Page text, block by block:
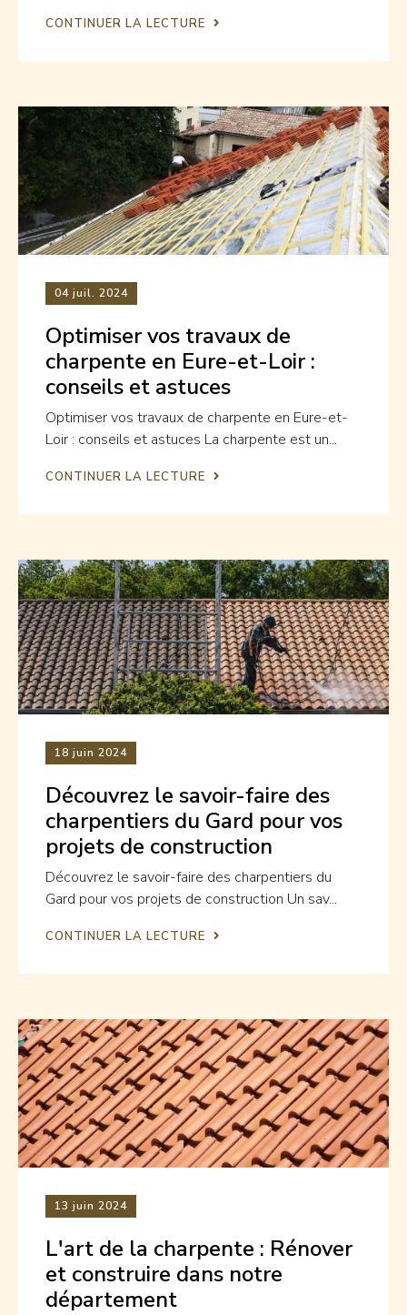
CONTINUER LA LECTURE
04 juil. 2024
Optimiser vos travaux de
charpente en Eure-et-Loir :
conseils et astuces
Optimiser vos travaux de charpente en Eure-et-
Loir : conseils et astuces La charpente est un...
CONTINUER LA LECTURE
18 juin 2024
Découvrez le savoir-faire des
charpentiers du Gard pour vos
projets de construction
Découvrez le savoir-faire des charpentiers du
Gard pour vos projets de construction Un sav...
CONTINUER LA LECTURE
13 juin 2024
L'art de la charpente : Rénover
et construire dans notre
département